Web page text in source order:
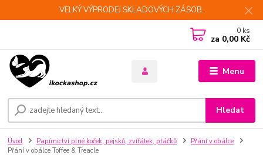
VELKÝ VÝPRODEJ SKLADOVÝCH ZÁSOB.
Menu
Hledat
0 ks
za 0,00 Kč
Úvod Papírnictví plné koček, pejsků, zvířátek, ptáčků
Přání v obálce
Přání v obálce Toffee & Treacle